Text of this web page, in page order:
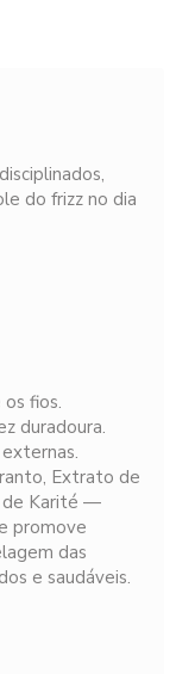
do frizz no dia
fios.
duradoura.
Extrato de
de Karité —
promove
das
e saudáveis.